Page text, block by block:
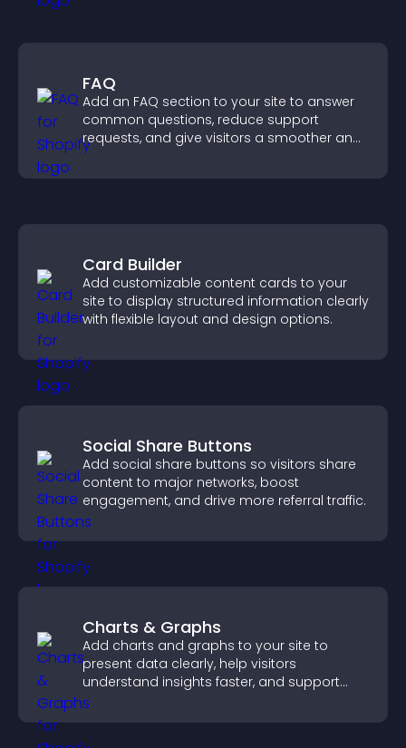
FAQ
Add an FAQ section to your site to answer
common questions, reduce support
requests, and give visitors a smoother and
more confident user experience.
Card Builder
Add customizable content cards to your
site to display structured information clearly
with flexible layout and design options.
Social Share Buttons
Add social share buttons so visitors share
content to major networks, boost
engagement, and drive more referral traffic.
Charts & Graphs
Add charts and graphs to your site to
present data clearly, help visitors
understand insights faster, and support
more confident decision making.